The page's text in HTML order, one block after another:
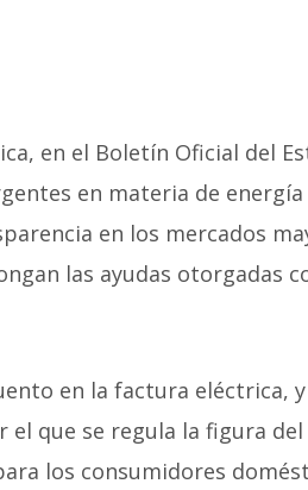
en el Boletín Oficial del
en materia de
en los mercados
las ayudas otorgadas
en la factura eléctrica,
el que se regula la figura
los consumidores